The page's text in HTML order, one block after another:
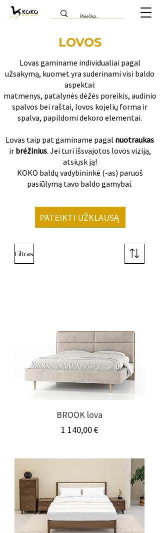
LOVOS
Lovas gaminame individualiai pagal
užsakymą, kuomet yra suderinami visi baldo
aspektai:
matmenys, patalynės dėžės poreikis, audinio
spalvos bei raštai, lovos kojelių forma ir
spalva, papildomi dekoro elementai.​
Lovas taip pat gaminame pagal nuotraukas
ir brėžinius. Jei turi išsvajotos lovos viziją,
atsiųsk ją!
KOKO baldų vadybininkė (-as) paruoš
pasiūlymą tavo baldo gamybai.
PATEIKTI UŽKLAUSĄ
Filtras
BROOK lova
Kaina
1 140,00 €